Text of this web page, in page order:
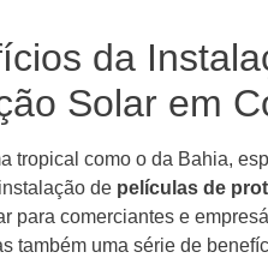
da
Solar em
tropical como o da Bahia,
de películas de
para comerciantes e
também uma série de